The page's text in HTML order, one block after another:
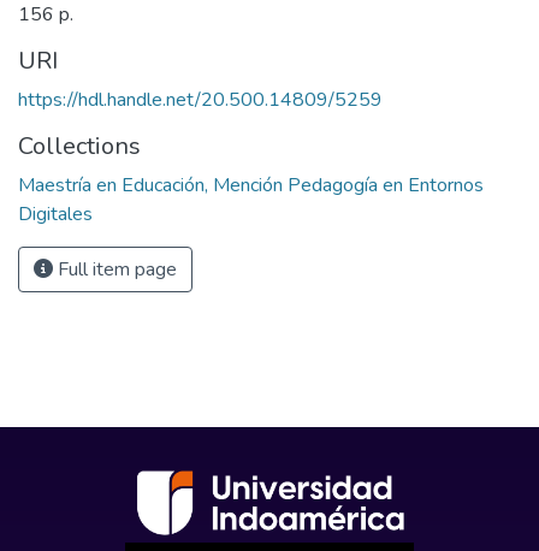
156 p.
URI
https://hdl.handle.net/20.500.14809/5259
Collections
Maestría en Educación, Mención Pedagogía en Entornos
Digitales
Full item page